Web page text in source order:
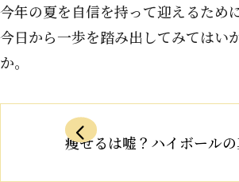
今年の夏を自信を持って迎えるために
今日から一歩を踏み出してみてはい
か。
痩せるは嘘？ハイボール